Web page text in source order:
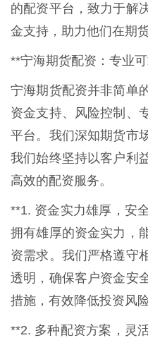
的配资平台，致力于解
金支持，助力他们在期
**宁海期货配资：专业
宁海期货配资并非简单
资金支持、风险控制、
平台。我们深知期货市
我们始终坚持以客户利
高效的配资服务。
**1. 资金实力雄厚，安
拥有雄厚的资金实力，
资需求。我们严格遵守
透明，确保客户资金安
措施，有效降低投资风
**2. 多种配资方案，灵